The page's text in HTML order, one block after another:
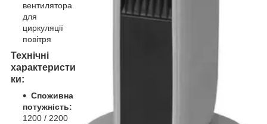
вентилятора
для
циркуляції
повітря
Технічні
характеристи
ки:
Споживна
потужність:
1200 / 2200